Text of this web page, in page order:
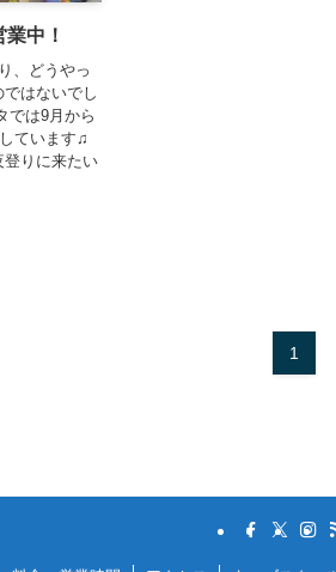
中！
、どうやっ
はないでし
では9月から
ています♫
登りに来たい
1